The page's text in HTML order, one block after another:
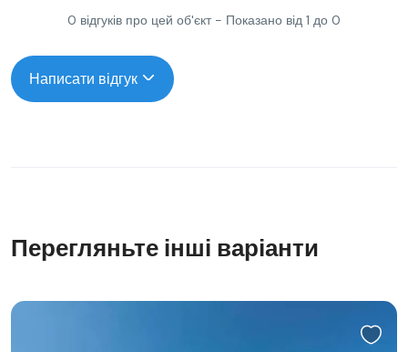
0 відгуків про цей об'єкт - Показано від 1 до 0
Написати відгук
Перегляньте інші варіанти